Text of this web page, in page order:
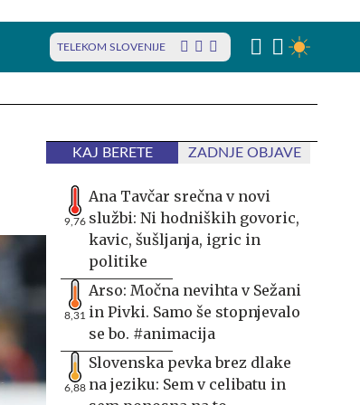
TELEKOM SLOVENIJE
KAJ BERETE ZADNJE OBJAVE
9,76
Ana Tavčar srečna v novi
službi: Ni hodniških govoric,
kavic, šušljanja, igric in
politike
8,31
Arso: Močna nevihta v Sežani
in Pivki. Samo še stopnjevalo
se bo. #animacija
6,88
Slovenska pevka brez dlake
na jeziku: Sem v celibatu in